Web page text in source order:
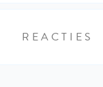
REACTIES